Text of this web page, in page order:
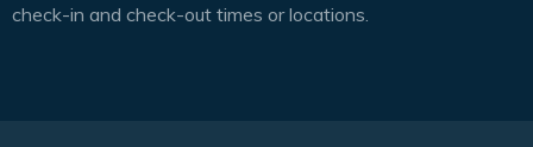
check-in and check-out times or locations.